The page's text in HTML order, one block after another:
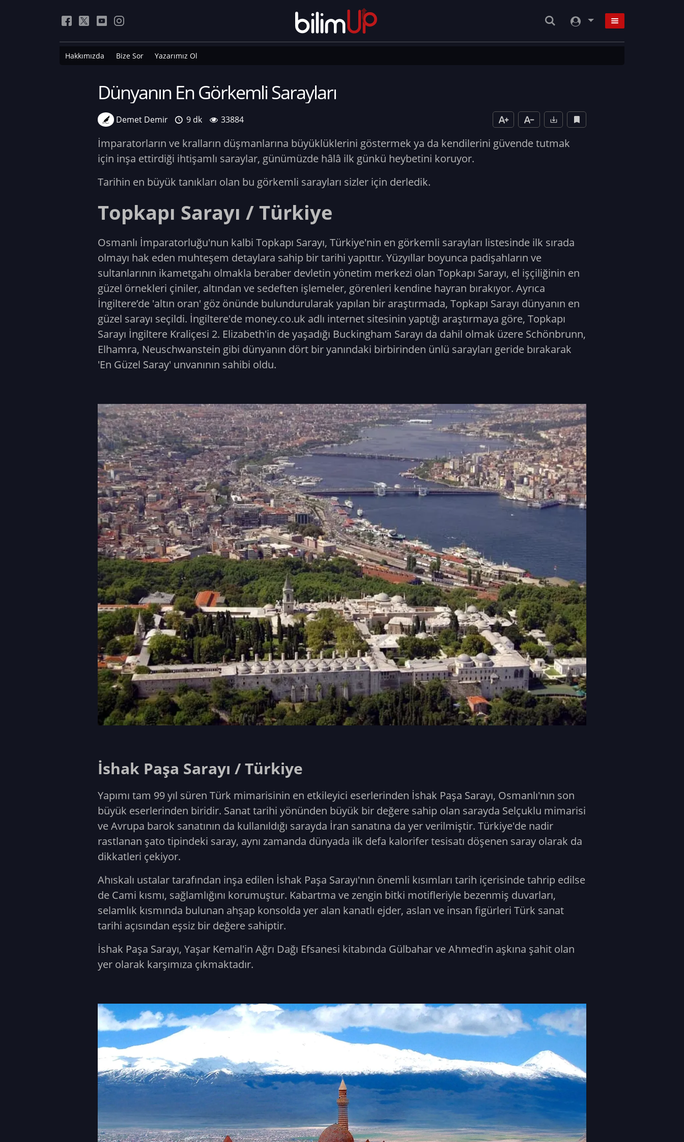
Hakkımızda Bize Sor Yazarımız Ol
Dünyanın En Görkemli Sarayları
Demet Demir 9 dk 33884
İmparatorların ve kralların düşmanlarına büyüklüklerini göstermek ya da kendilerini güvende tutmak
için inşa ettirdiği ihtişamlı saraylar, günümüzde hâlâ ilk günkü heybetini koruyor.
Tarihin en büyük tanıkları olan bu görkemli sarayları sizler için derledik.
Topkapı Sarayı / Türkiye
Osmanlı İmparatorluğu'nun kalbi Topkapı Sarayı, Türkiye'nin en görkemli sarayları listesinde ilk sırada
olmayı hak eden muhteşem detaylara sahip bir tarihi yapıttır. Yüzyıllar boyunca padişahların ve
sultanlarının ikametgahı olmakla beraber devletin yönetim merkezi olan Topkapı Sarayı, el işçiliğinin en
güzel örnekleri çiniler, altından ve sedeften işlemeler, görenleri kendine hayran bırakıyor. Ayrıca
İngiltere’de 'altın oran' göz önünde bulundurularak yapılan bir araştırmada, Topkapı Sarayı dünyanın en
güzel sarayı seçildi. İngiltere'de money.co.uk adlı internet sitesinin yaptığı araştırmaya göre, Topkapı
Sarayı İngiltere Kraliçesi 2. Elizabeth'in de yaşadığı Buckingham Sarayı da dahil olmak üzere Schönbrunn,
Elhamra, Neuschwanstein gibi dünyanın dört bir yanındaki birbirinden ünlü sarayları geride bırakarak
'En Güzel Saray' unvanının sahibi oldu.
İshak Paşa Sarayı / Türkiye
Yapımı tam 99 yıl süren Türk mimarisinin en etkileyici eserlerinden İshak Paşa Sarayı, Osmanlı'nın son
büyük eserlerinden biridir. Sanat tarihi yönünden büyük bir değere sahip olan sarayda Selçuklu mimarisi
ve Avrupa barok sanatının da kullanıldığı sarayda İran sanatına da yer verilmiştir. Türkiye'de nadir
rastlanan şato tipindeki saray, aynı zamanda dünyada ilk defa kalorifer tesisatı döşenen saray olarak da
dikkatleri çekiyor.
Ahıskalı ustalar tarafından inşa edilen İshak Paşa Sarayı'nın önemli kısımları tarih içerisinde tahrip edilse
de Cami kısmı, sağlamlığını korumuştur. Kabartma ve zengin bitki motifleriyle bezenmiş duvarları,
selamlık kısmında bulunan ahşap konsolda yer alan kanatlı ejder, aslan ve insan figürleri Türk sanat
tarihi açısından eşsiz bir değere sahiptir.
İshak Paşa Sarayı, Yaşar Kemal'in Ağrı Dağı Efsanesi kitabında Gülbahar ve Ahmed'in aşkına şahit olan
yer olarak karşımıza çıkmaktadır.